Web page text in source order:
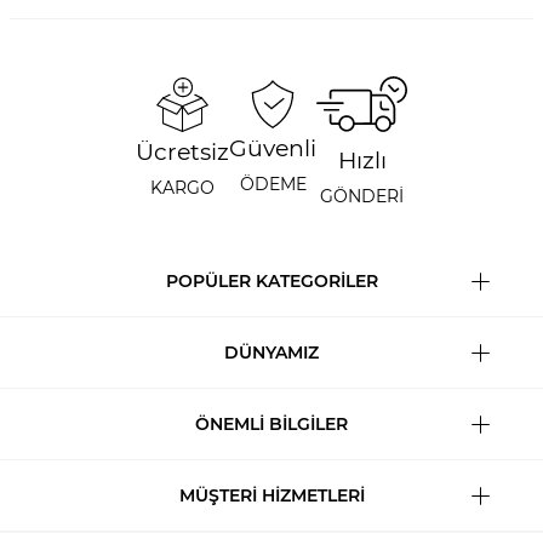
Ücretsiz
KARGO
Güvenli
ÖDEME
Hızlı
GÖNDERİ
POPÜLER KATEGORİLER
DÜNYAMIZ
ÖNEMLİ BİLGİLER
MÜŞTERİ HİZMETLERİ